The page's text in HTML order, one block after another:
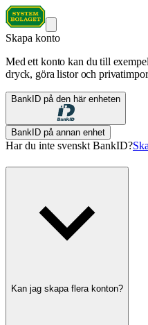
Skapa konto
Med ett konto kan du till
dryck, göra listor och
BankID på den här enheten
BankID på annan enhet
Har du inte svenskt BankID?
Kan jag skapa flera konton?